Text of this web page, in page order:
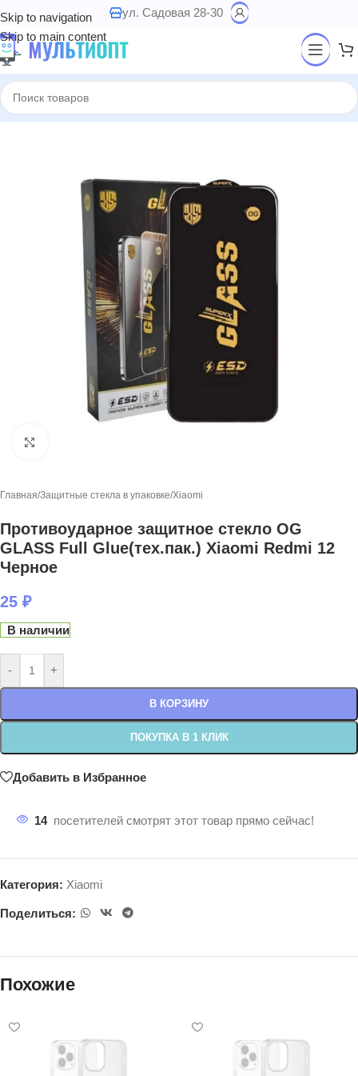
Skip to navigation
Skip to main content
ул. Садовая 28-30
Главная/Защитные стекла в упаковке/Xiaomi
Противоударное защитное стекло OG
GLASS Full Glue(тех.пак.) Xiaomi Redmi 12
Черное
25 ₽
В наличии
- +
В КОРЗИНУ
ПОКУПКА В 1 КЛИК
Добавить в Избранное
14 посетителей смотрят этот товар прямо сейчас!
Категория: Xiaomi
Поделиться:
Похожие